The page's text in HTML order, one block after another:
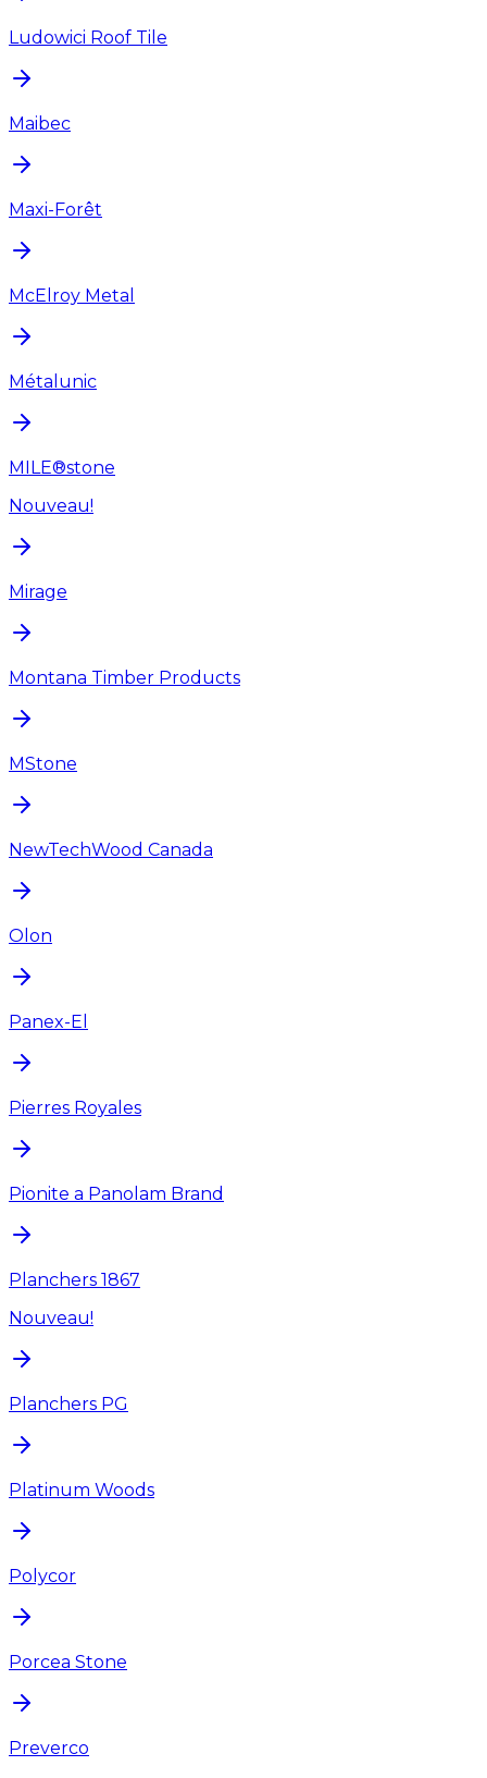
Ludowici Roof Tile
Maibec
Maxi-Forêt
McElroy Metal
Métalunic
MILE®stone
Nouveau!
Mirage
Montana Timber Products
MStone
NewTechWood Canada
Olon
Panex-El
Pierres Royales
Pionite a Panolam Brand
Planchers 1867
Nouveau!
Planchers PG
Platinum Woods
Polycor
Porcea Stone
Preverco